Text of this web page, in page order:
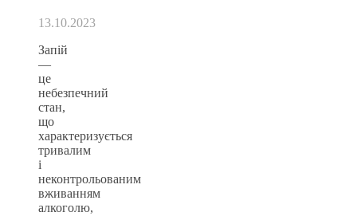
13.10.2023
Запій
—
це
небезпечний
стан,
що
характеризується
тривалим
і
неконтрольованим
вживанням
алкоголю,